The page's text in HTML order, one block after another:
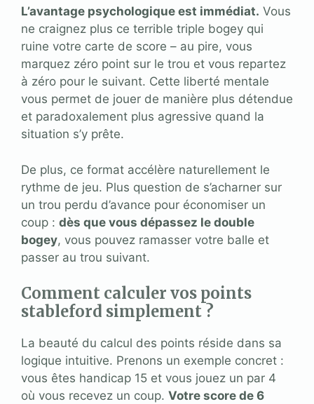
L’avantage psychologique est immédiat. Vous
ne craignez plus ce terrible triple bogey qui
ruine votre carte de score – au pire, vous
marquez zéro point sur le trou et vous repartez
à zéro pour le suivant. Cette liberté mentale
vous permet de jouer de manière plus détendue
et paradoxalement plus agressive quand la
situation s’y prête.
De plus, ce format accélère naturellement le
rythme de jeu. Plus question de s’acharner sur
un trou perdu d’avance pour économiser un
coup : dès que vous dépassez le double
bogey, vous pouvez ramasser votre balle et
passer au trou suivant.
Comment calculer vos points
stableford simplement ?
La beauté du calcul des points réside dans sa
logique intuitive. Prenons un exemple concret :
vous êtes handicap 15 et vous jouez un par 4
où vous recevez un coup. Votre score de 6